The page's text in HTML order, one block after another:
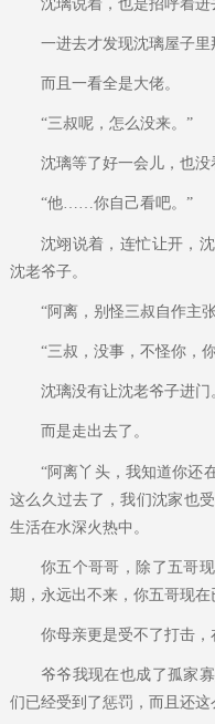
沈璃说着，也是招呼着进
一进去才发现沈璃屋子里
而且一看全是大佬。
“三叔呢，怎么没来。”
沈璃等了好一会儿，也没
“他……你自己看吧。”
沈翊说着，连忙让开，
沈老爷子。
“阿离，别怪三叔自作主
“三叔，没事，不怪你，
沈璃没有让沈老爷子进门
而是走出去了。
“阿离丫头，我知道你还
这么久过去了，我们沈家也
生活在水深火热中。
你五个哥哥，除了五哥
期，永远出不来，你五哥现在
你母亲更是受不了打击，
爷爷我现在也成了孤家
们已经受到了惩罚，而且还